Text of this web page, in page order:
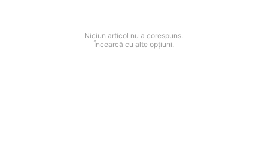
Niciun articol nu a corespuns.
Încearcă cu alte opțiuni.